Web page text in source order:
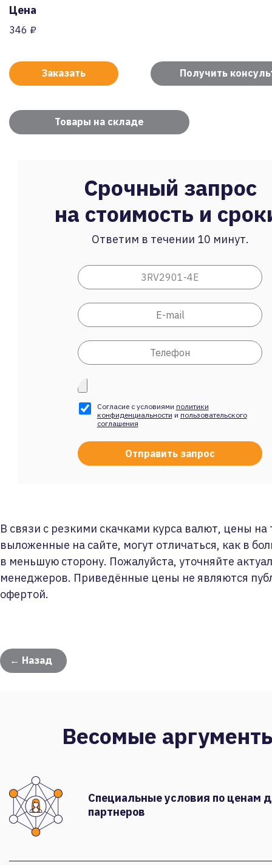
Цена
346 ₽
Заказать Получить
Товары на складе
Срочный запрос
на стоимость и
Ответим в течении 10 минут.
Согласие с условиями политики
конфиденциальности и пользовательского
соглашения
В связи с резкими скачками курса валют, цены на
выложенные на сайте, могут отличаться, как в
в меньшую сторону. Пожалуйста, уточняйте
менеджеров. Приведённые цены не являются
офертой.
← Назад
Весомые
Специальные условия по ценам
партнеров